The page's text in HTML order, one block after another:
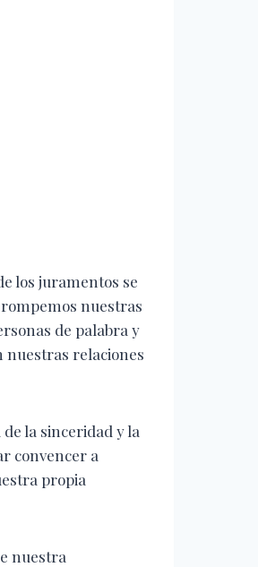
los juramentos se
nuestras
de palabra y
nuestras relaciones
la sinceridad y la
convencer a
propia
nuestra